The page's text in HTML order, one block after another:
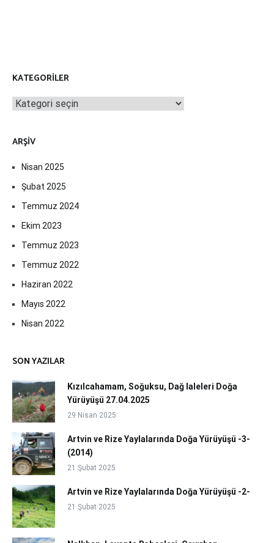
KATEGORILER
Kategoriler
ARŞIV
Nisan 2025
Şubat 2025
Temmuz 2024
Ekim 2023
Temmuz 2023
Temmuz 2022
Haziran 2022
Mayıs 2022
Nisan 2022
SON YAZILAR
Kızılcahamam, Soğuksu, Dağ laleleri Doğa
Yürüyüşü 27.04.2025
29 Nisan 2025
Artvin ve Rize Yaylalarında Doğa Yürüyüşü -3-
(2014)
21 Şubat 2025
Artvin ve Rize Yaylalarında Doğa Yürüyüşü -2-
21 Şubat 2025